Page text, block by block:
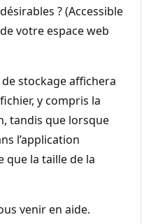
? (Accessible
votre espace web
stockage affichera
y compris la
tandis que lorsque
l’application
que la taille de la
venir en aide.